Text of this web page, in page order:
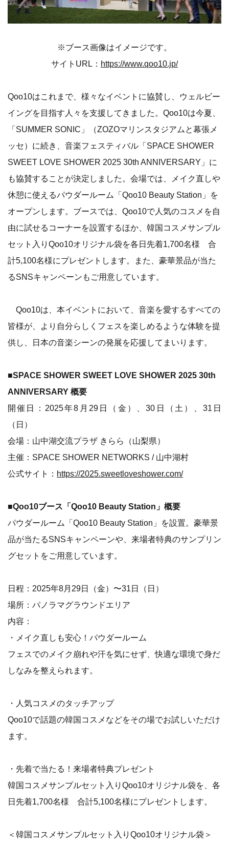
※ブース画像はイメージです。
サイトURL： https://www.qoo10.jp/
Qoo10はこれまで、様々なイベントに協賛し、ウェルビー
イングを目指す人々を支援してきました。Qoo10は今夏、
「SUMMER SONIC」（ZOZOマリンスタジアムと幕張メ
ッセ）に続き、音楽フェスティバル「SPACE SHOWER
SWEET LOVE SHOWER 2025 30th ANNIVERSARY」に
も協賛することが決定しました。会場では、メイク直しや
休憩に使えるパウダールーム「Qoo10 Beauty Station」を
オープンします。ブースでは、Qoo10で人気のコスメを自
由に試せるコーナーを設置するほか、韓国コスメサンプル
セット入りQoo10オリジナル袋を各日先着1,700名様 合
計5,100名様にプレゼントします。また、豪華景品が当た
るSNSキャンペーンもご用意しています。
Qoo10は、本イベントにおいて、音楽を愛するすべての
皆様が、より自分らしくフェスを楽しめるような体験を提
供し、日本の音楽シーンの発展を応援してまいります。
■SPACE SHOWER SWEET LOVE SHOWER 2025 30th
ANNIVERSARY 概要
開催日：2025年8月29日（金）、30日（土）、31日
（日）
会場：山中湖交流プラザ きらら（山梨県）
主催：SPACE SHOWER NETWORKS / 山中湖村
公式サイト： https://2025.sweetloveshower.com/
■Qoo10ブース「Qoo10 Beauty Station」概要
パウダールーム「Qoo10 Beauty Station」を設置。豪華景
品が当たるSNSキャンペーンや、来場者特典のサンプリン
グセットをご用意しています。
日程：2025年8月29日（金）〜31日（日）
場所：パノラマグラウンドエリア
内容：
・メイク直しも安心！パウダールーム
フェスでのメイク崩れや汗を気にせず、快適な環境で身だ
しなみを整えられます。
・人気コスメのタッチアップ
Qoo10で話題の韓国コスメなどをその場でお試しいただけ
ます。
・先着で当たる！来場者特典プレゼント
韓国コスメサンプルセット入りQoo10オリジナル袋を、各
日先着1,700名様 合計5,100名様にプレゼントします。
＜韓国コスメサンプルセット入りQoo10オリジナル袋＞